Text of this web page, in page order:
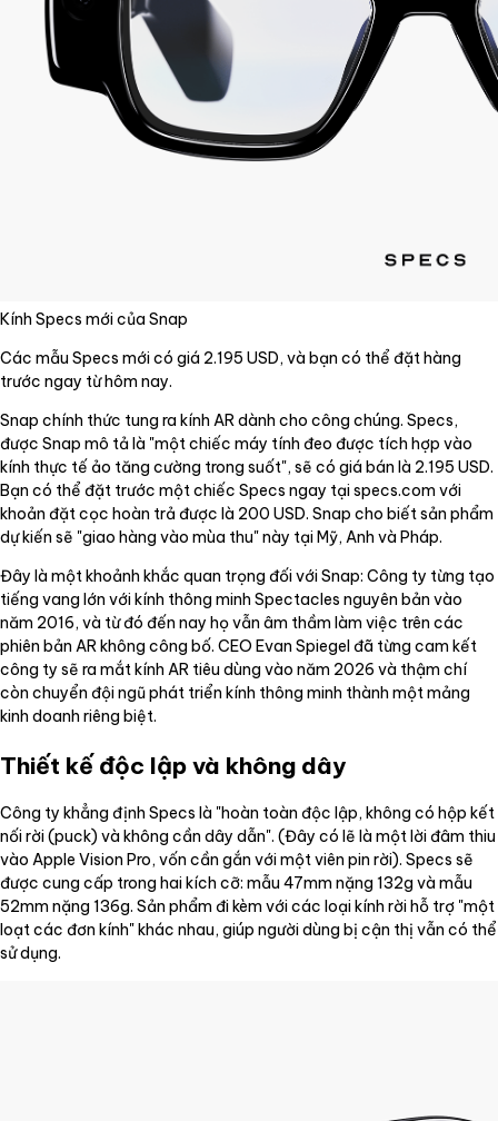
Kính Specs mới của Snap
Các mẫu Specs mới có giá 2.195 USD, và bạn có thể đặt hàng
trước ngay từ hôm nay.
Snap chính thức tung ra kính AR dành cho công chúng. Specs,
được Snap mô tả là "một chiếc máy tính đeo được tích hợp vào
kính thực tế ảo tăng cường trong suốt", sẽ có giá bán là 2.195 USD.
Bạn có thể đặt trước một chiếc Specs ngay tại specs.com với
khoản đặt cọc hoàn trả được là 200 USD. Snap cho biết sản phẩm
dự kiến sẽ "giao hàng vào mùa thu" này tại Mỹ, Anh và Pháp.
Đây là một khoảnh khắc quan trọng đối với Snap: Công ty từng tạo
tiếng vang lớn với kính thông minh Spectacles nguyên bản vào
năm 2016, và từ đó đến nay họ vẫn âm thầm làm việc trên các
phiên bản AR không công bố. CEO Evan Spiegel đã từng cam kết
công ty sẽ ra mắt kính AR tiêu dùng vào năm 2026 và thậm chí
còn chuyển đội ngũ phát triển kính thông minh thành một mảng
kinh doanh riêng biệt.
Thiết kế độc lập và không dây
Công ty khẳng định Specs là "hoàn toàn độc lập, không có hộp kết
nối rời (puck) và không cần dây dẫn". (Đây có lẽ là một lời đâm thiu
vào Apple Vision Pro, vốn cần gắn với một viên pin rời). Specs sẽ
được cung cấp trong hai kích cỡ: mẫu 47mm nặng 132g và mẫu
52mm nặng 136g. Sản phẩm đi kèm với các loại kính rời hỗ trợ "một
loạt các đơn kính" khác nhau, giúp người dùng bị cận thị vẫn có thể
sử dụng.